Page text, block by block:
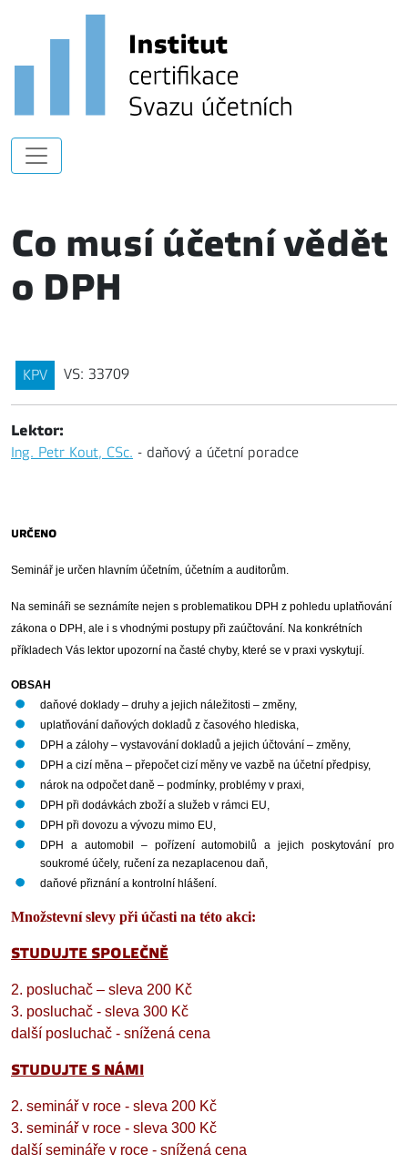
Co musí účetní vědět
o DPH
KPV VS: 33709
Lektor:
Ing. Petr Kout, CSc. - daňový a účetní poradce
URČENO
Seminář je určen hlavním účetním, účetním a auditorům.
Na semináři se seznámíte nejen s problematikou DPH z pohledu uplatňování
zákona o DPH, ale i s vhodnými postupy při zaúčtování. Na konkrétních
příkladech Vás lektor upozorní na časté chyby, které se v praxi vyskytují.
OBSAH
daňové doklady – druhy a jejich náležitosti – změny,
uplatňování daňových dokladů z časového hlediska,
DPH a zálohy – vystavování dokladů a jejich účtování – změny,
DPH a cizí měna – přepočet cizí měny ve vazbě na účetní předpisy,
nárok na odpočet daně – podmínky, problémy v praxi,
DPH při dodávkách zboží a služeb v rámci EU,
DPH při dovozu a vývozu mimo EU,
DPH a automobil – pořízení automobilů a jejich poskytování pro
soukromé účely, ručení za nezaplacenou daň,
daňové přiznání a kontrolní hlášení.
Množstevní slevy při účasti na této akci:
STUDUJTE SPOLEČNĚ
2. posluchač – sleva 200 Kč
3. posluchač - sleva 300 Kč
další posluchač - snížená cena
STUDUJTE S NÁMI
2. seminář v roce - sleva 200 Kč
3. seminář v roce - sleva 300 Kč
další semináře v roce - snížená cena